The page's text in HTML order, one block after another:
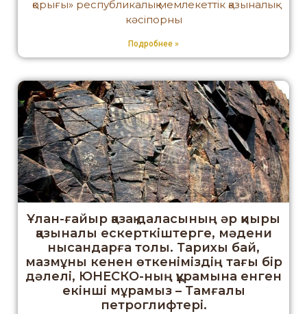
қорығы» республикалық мемлекеттік қазыналық
кәсіпорны
Подробнее »
Ұлан-ғайыр қазақ даласының әр қиыры
қазыналы ескерткіштерге, мәдени
нысандарға толы. Тарихы бай,
мазмұны кенен өткеніміздің тағы бір
дәлелі, ЮНЕСКО-ның құрамына енген
екінші мұрамыз – Тамғалы
петроглифтері.